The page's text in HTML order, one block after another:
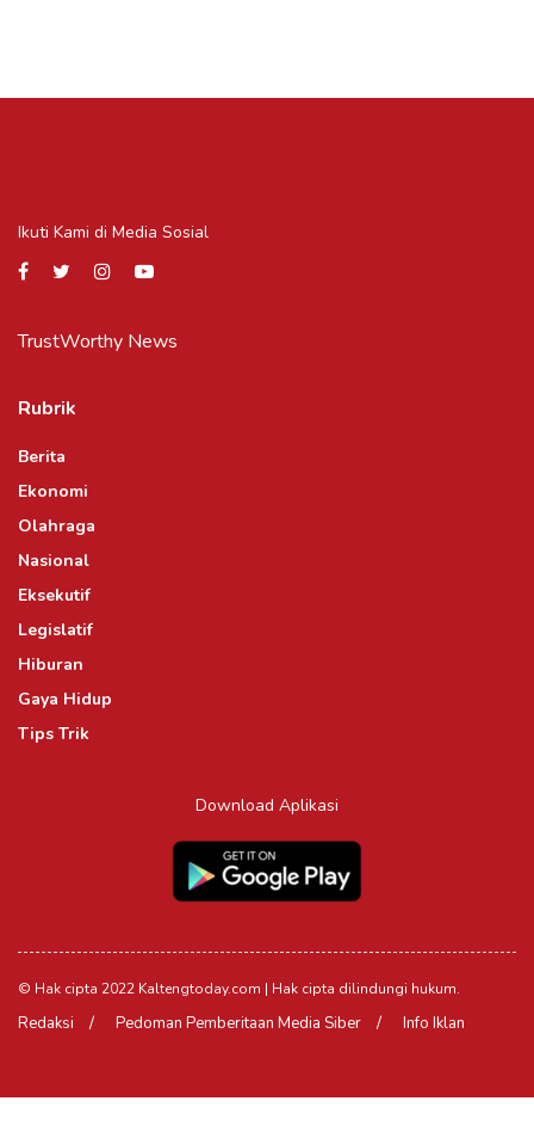
Ikuti Kami di Media Sosial
TrustWorthy News
Rubrik
Berita
Ekonomi
Olahraga
Nasional
Eksekutif
Legislatif
Hiburan
Gaya Hidup
Tips Trik
Download Aplikasi
© Hak cipta 2022 Kaltengtoday.com | Hak cipta dilindungi hukum.
Redaksi Pedoman Pemberitaan Media Siber Info Iklan